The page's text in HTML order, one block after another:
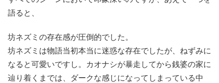
語ると、
坊ネズミの存在感が圧倒的でした。
坊ネズミは物語当初本当に迷惑な存在でしたが、ねずみに
なると可愛いですし。カオナシが暴走してから銭婆の家に
辿り着くまでは、ダークな感じになってしまっている中